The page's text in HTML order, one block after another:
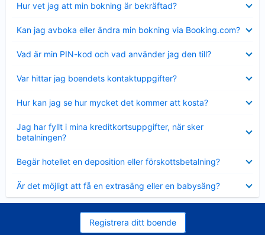
Hur vet jag att min bokning är bekräftad?
mindre
Kan jag avboka eller ändra min bokning via Booking.com?
mindre
Vad är min PIN-kod och vad använder jag den till?
mindre
Var hittar jag boendets kontaktuppgifter?
mindre
Hur kan jag se hur mycket det kommer att kosta?
mindre
Jag har fyllt i mina kreditkortsuppgifter, när sker
betalningen?
mindre
Begär hotellet en deposition eller förskottsbetalning?
mindre
Är det möjligt att få en extrasäng eller en babysäng?
mindre
Registrera ditt boende